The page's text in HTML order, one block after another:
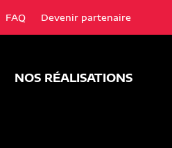
FAQ Devenir partenaire
NOS RÉALISATIONS